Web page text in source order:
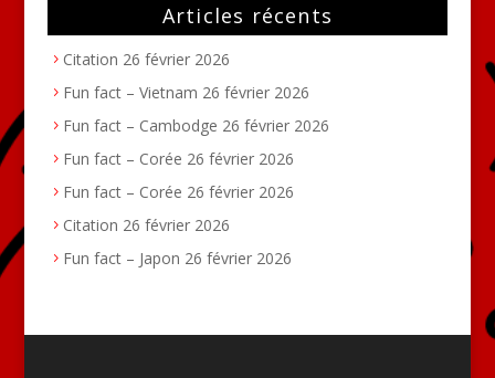
Articles récents
Citation 26 février 2026
Fun fact – Vietnam 26 février 2026
Fun fact – Cambodge 26 février 2026
Fun fact – Corée 26 février 2026
Fun fact – Corée 26 février 2026
Citation 26 février 2026
Fun fact – Japon 26 février 2026